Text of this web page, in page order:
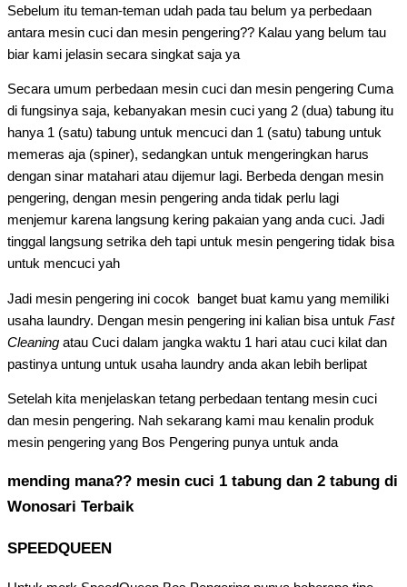
Sebelum itu teman-teman udah pada tau belum ya perbedaan
antara mesin cuci dan mesin pengering?? Kalau yang belum tau
biar kami jelasin secara singkat saja ya
Secara umum perbedaan mesin cuci dan mesin pengering Cuma
di fungsinya saja, kebanyakan mesin cuci yang 2 (dua) tabung itu
hanya 1 (satu) tabung untuk mencuci dan 1 (satu) tabung untuk
memeras aja (spiner), sedangkan untuk mengeringkan harus
dengan sinar matahari atau dijemur lagi. Berbeda dengan mesin
pengering, dengan mesin pengering anda tidak perlu lagi
menjemur karena langsung kering pakaian yang anda cuci. Jadi
tinggal langsung setrika deh tapi untuk mesin pengering tidak bisa
untuk mencuci yah
Jadi mesin pengering ini cocok banget buat kamu yang memiliki
usaha laundry. Dengan mesin pengering ini kalian bisa untuk Fast
Cleaning atau Cuci dalam jangka waktu 1 hari atau cuci kilat dan
pastinya untung untuk usaha laundry anda akan lebih berlipat
Setelah kita menjelaskan tetang perbedaan tentang mesin cuci
dan mesin pengering. Nah sekarang kami mau kenalin produk
mesin pengering yang Bos Pengering punya untuk anda
mending mana?? mesin cuci 1 tabung dan 2 tabung di
Wonosari Terbaik
SPEEDQUEEN